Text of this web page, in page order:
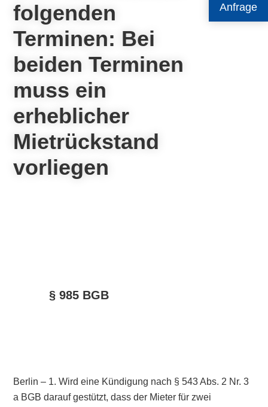
Anfrage
folgenden
Terminen: Bei
beiden Terminen
muss ein
erheblicher
Mietrückstand
vorliegen
§ 985 BGB
Berlin – 1. Wird eine Kündigung nach § 543 Abs. 2 Nr. 3
a BGB darauf gestützt, dass der Mieter für zwei